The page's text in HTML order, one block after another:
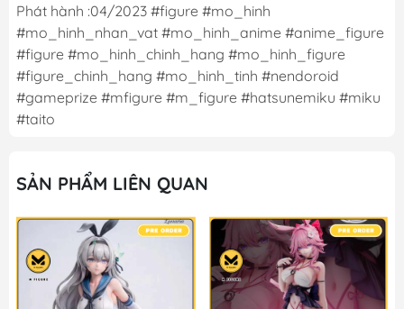
Phát hành :04/2023 #figure #mo_hinh
#mo_hinh_nhan_vat #mo_hinh_anime #anime_figure
#figure #mo_hinh_chinh_hang #mo_hinh_figure
#figure_chinh_hang #mo_hinh_tinh #nendoroid
#gameprize #mfigure #m_figure #hatsunemiku #miku
#taito
SẢN PHẨM LIÊN QUAN